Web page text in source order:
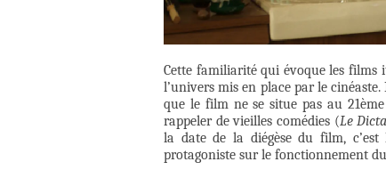
Cette familiarité qui évoque les films
l’univers mis en place par le
que le film ne se situe pas au
rappeler de vieilles comédies (Le
la date de la diégèse du film,
protagoniste sur le fonctionnement